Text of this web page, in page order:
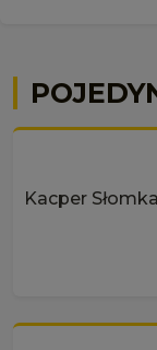
Kacper Słomka